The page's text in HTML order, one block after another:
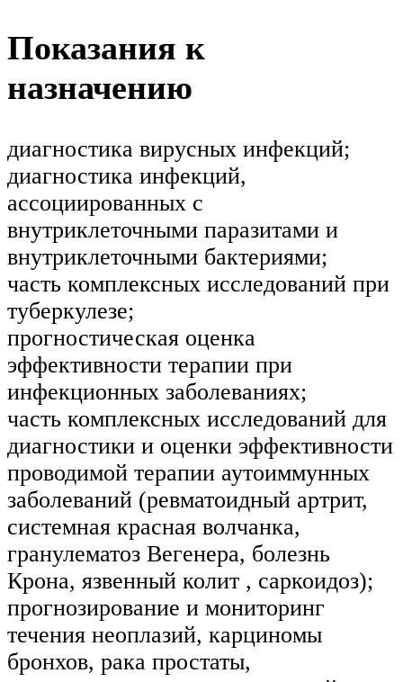
Показания к
назначению
диагностика вирусных инфекций;
диагностика инфекций,
ассоциированных с
внутриклеточными паразитами и
внутриклеточными бактериями;
часть комплексных исследований при
туберкулезе;
прогностическая оценка
эффективности терапии при
инфекционных заболеваниях;
часть комплексных исследований для
диагностики и оценки эффективности
проводимой терапии аутоиммунных
заболеваний (ревматоидный артрит,
системная красная волчанка,
гранулематоз Вегенера, болезнь
Крона, язвенный колит , саркоидоз);
прогнозирование и мониторинг
течения неоплазий, карциномы
бронхов, рака простаты,